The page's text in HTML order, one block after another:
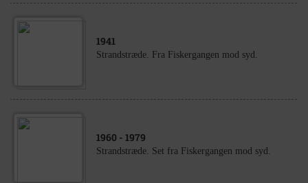
1941
Strandstræde. Fra Fiskergangen mod syd.
1960 - 1979
Strandstræde. Set fra Fiskergangen mod syd.